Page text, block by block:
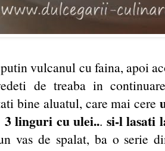
vulcanul cu faina, apoi
de treaba in
bine aluatul, care mai cere
3 linguri cu ulei... si-l lasati
vas de spalat, ba o serie